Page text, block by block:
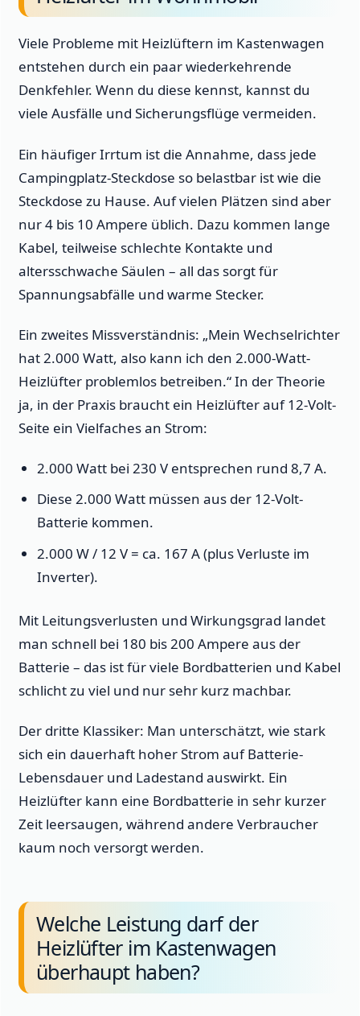
Viele Probleme mit Heizlüftern im Kastenwagen
entstehen durch ein paar wiederkehrende
Denkfehler. Wenn du diese kennst, kannst du
viele Ausfälle und Sicherungsflüge vermeiden.
Ein häufiger Irrtum ist die Annahme, dass jede
Campingplatz-Steckdose so belastbar ist wie die
Steckdose zu Hause. Auf vielen Plätzen sind aber
nur 4 bis 10 Ampere üblich. Dazu kommen lange
Kabel, teilweise schlechte Kontakte und
altersschwache Säulen – all das sorgt für
Spannungsabfälle und warme Stecker.
Ein zweites Missverständnis: „Mein Wechselrichter
hat 2.000 Watt, also kann ich den 2.000-Watt-
Heizlüfter problemlos betreiben.“ In der Theorie
ja, in der Praxis braucht ein Heizlüfter auf 12-Volt-
Seite ein Vielfaches an Strom:
2.000 Watt bei 230 V entsprechen rund 8,7 A.
Diese 2.000 Watt müssen aus der 12-Volt-
Batterie kommen.
2.000 W / 12 V = ca. 167 A (plus Verluste im
Inverter).
Mit Leitungsverlusten und Wirkungsgrad landet
man schnell bei 180 bis 200 Ampere aus der
Batterie – das ist für viele Bordbatterien und Kabel
schlicht zu viel und nur sehr kurz machbar.
Der dritte Klassiker: Man unterschätzt, wie stark
sich ein dauerhaft hoher Strom auf Batterie-
Lebensdauer und Ladestand auswirkt. Ein
Heizlüfter kann eine Bordbatterie in sehr kurzer
Zeit leersaugen, während andere Verbraucher
kaum noch versorgt werden.
Welche Leistung darf der
Heizlüfter im Kastenwagen
überhaupt haben?